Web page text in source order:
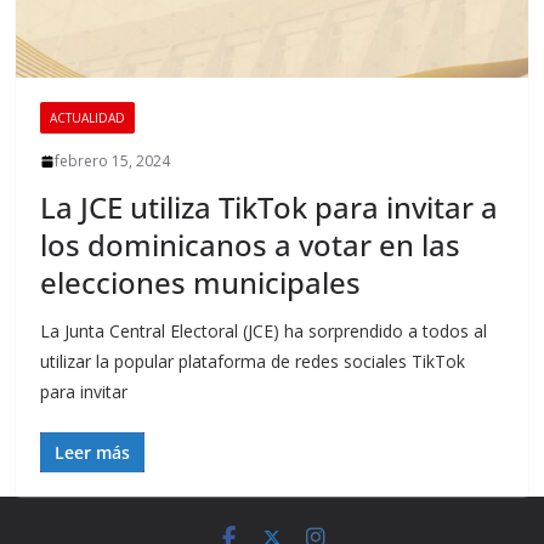
ACTUALIDAD
febrero 15, 2024
La JCE utiliza TikTok para invitar a
los dominicanos a votar en las
elecciones municipales
La Junta Central Electoral (JCE) ha sorprendido a todos al
utilizar la popular plataforma de redes sociales TikTok
para invitar
Leer más